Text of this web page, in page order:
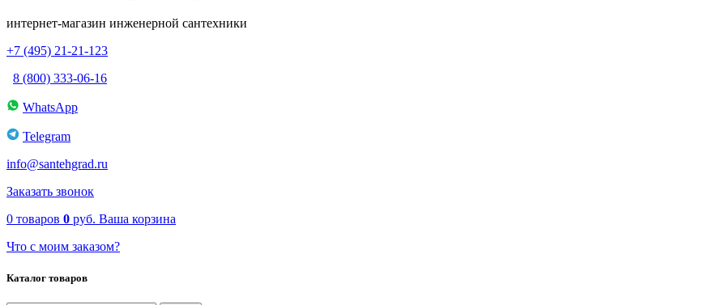
интернет-магазин инженерной сантехники
+7 (495) 21-21-123
8 (800) 333-06-16
WhatsApp
Telegram
info@santehgrad.ru
Заказать звонок
0 товаров 0 руб. Ваша корзина
Что с моим заказом?
Каталог товаров